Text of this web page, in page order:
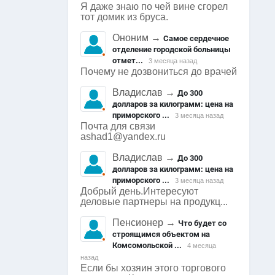
Я даже знаю по чей вине сгорел
тот домик из бруса.
Ононим →Самое сердечное
отделение городской больницы
отмет...
3 месяца назад
Почему не дозвониться до врачей
Владислав →До 300
долларов за килограмм: цена на
приморского ...
3 месяца назад
Почта для связи
ashad1@yandex.ru
Владислав →До 300
долларов за килограмм: цена на
приморского ...
3 месяца назад
Добрый день.Интересуют
деловые партнеры на продукц...
Пенсионер →Что будет со
строящимся объектом на
Комсомольской ...
4 месяца
назад
Если бы хозяин этого торгового